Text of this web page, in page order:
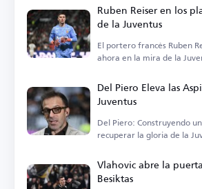
Ruben Reiser en los
de la Juventus
El portero francés Ruben
ahora en la mira de la
Del Piero Eleva las
Juventus
Del Piero: Construyendo
recuperar la gloria de la
Vlahovic abre la
Besiktas